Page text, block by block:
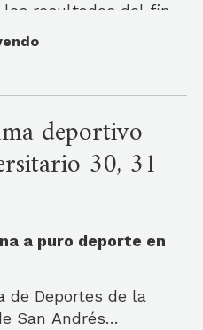
los resultados del fin
los torneos ADAU
deportivo
30, 31
a puro deporte en
de Deportes de la
San Andrés